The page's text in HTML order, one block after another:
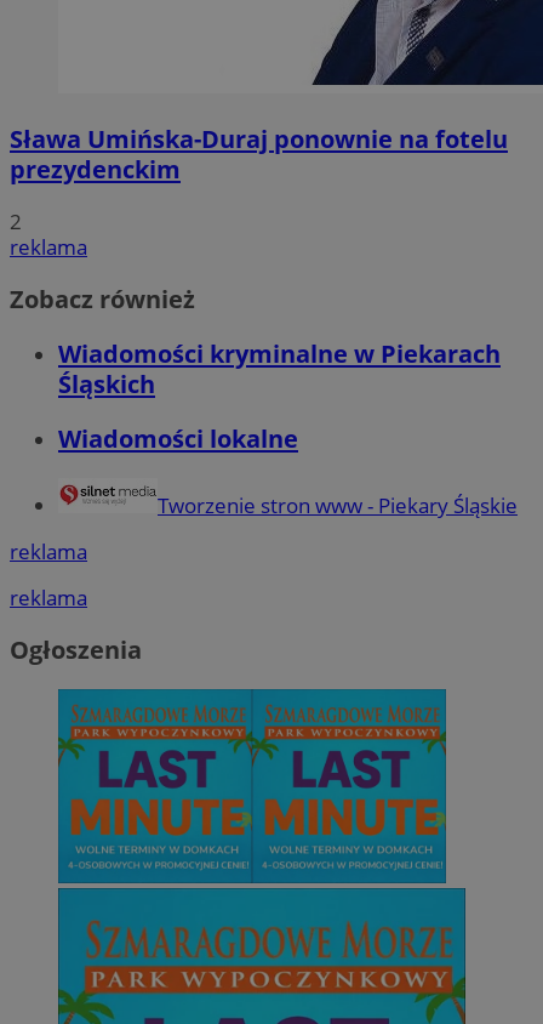
Sława Umińska-Duraj ponownie na fotelu
prezydenckim
2
reklama
Zobacz również
Wiadomości kryminalne w Piekarach
Śląskich
Wiadomości lokalne
Tworzenie stron www - Piekary Śląskie
reklama
reklama
Ogłoszenia